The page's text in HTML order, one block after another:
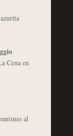
Cena en
al